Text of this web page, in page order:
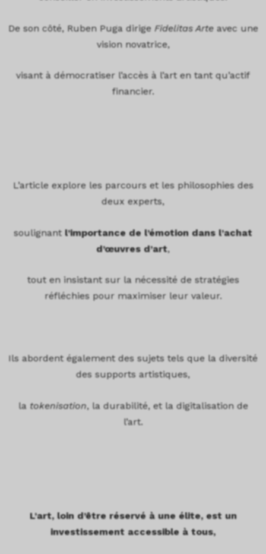
De son côté, Ruben Puga dirige Fidelitas Arteavec une
vision novatrice,
visant à démocratiser l’accès à l’art en tant qu’actif
financier.
L’article explore les parcours et les philosophies des
deux experts,
soulignant l’importance de l’émotion dans l’achat
d’œuvres d’art,
tout en insistant sur la nécessité de stratégies
réfléchies pour maximiser leur valeur.
Ils abordent également des sujets tels que la diversité
des supports artistiques,
la tokenisation, la durabilité, et la digitalisation de
l’art.
L’art, loin d’être réservé à une élite, est un
investissement accessible à tous,